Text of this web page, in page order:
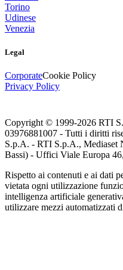
Torino
Udinese
Venezia
Legal
CorporateCookie Policy
Privacy Policy
Copyright © 1999-2026 RTI
03976881007 - Tutti i diritti
S.p.A. - RTI S.p.A., Mediaset
Bassi) - Uffici Viale Europa
Rispetto ai contenuti e ai dati
vietata ogni utilizzazione
intelligenza artificiale
utilizzare mezzi automatizzati